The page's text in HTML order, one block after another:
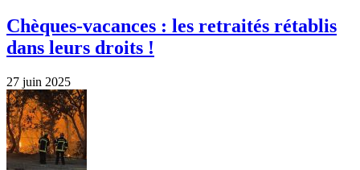
Chèques-vacances : les retraités rétablis
dans leurs droits !
27 juin 2025